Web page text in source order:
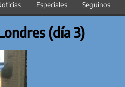
Especiales Seguinos
(día 3)